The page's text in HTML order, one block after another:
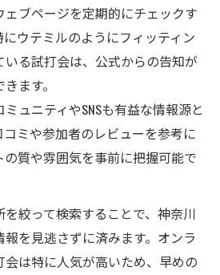
ェブページを定期的にチェックす
ウテミルのようにフィッティン
る試打会は、公式からの告知が
ます。
ュニティやSNSも有益な情報源と
ミや参加者のレビューを参考に
質や雰囲気を事前に把握可能で
絞って検索することで、神奈川
を見逃さずに済みます。オンラ
は特に人気が高いため、早めの